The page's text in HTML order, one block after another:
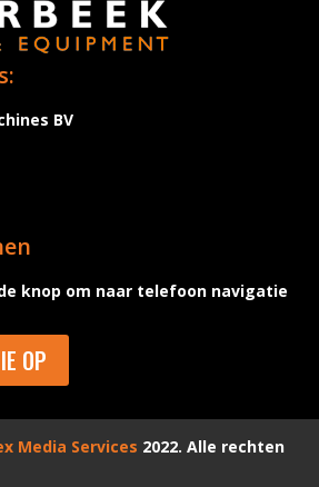
BV
knop om naar telefoon navigatie
OP
Media Services 2022. Alle rechten